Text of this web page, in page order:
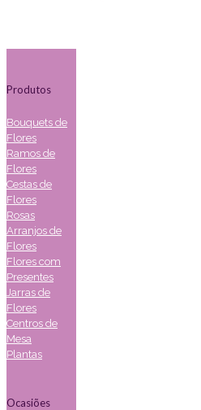
Produtos
Bouquets de
Flores
Ramos de
Flores
Cestas de
Flores
Rosas
Arranjos de
Flores
Flores com
Presentes
Jarras de
Flores
Centros de
Mesa
Plantas
Ocasiões